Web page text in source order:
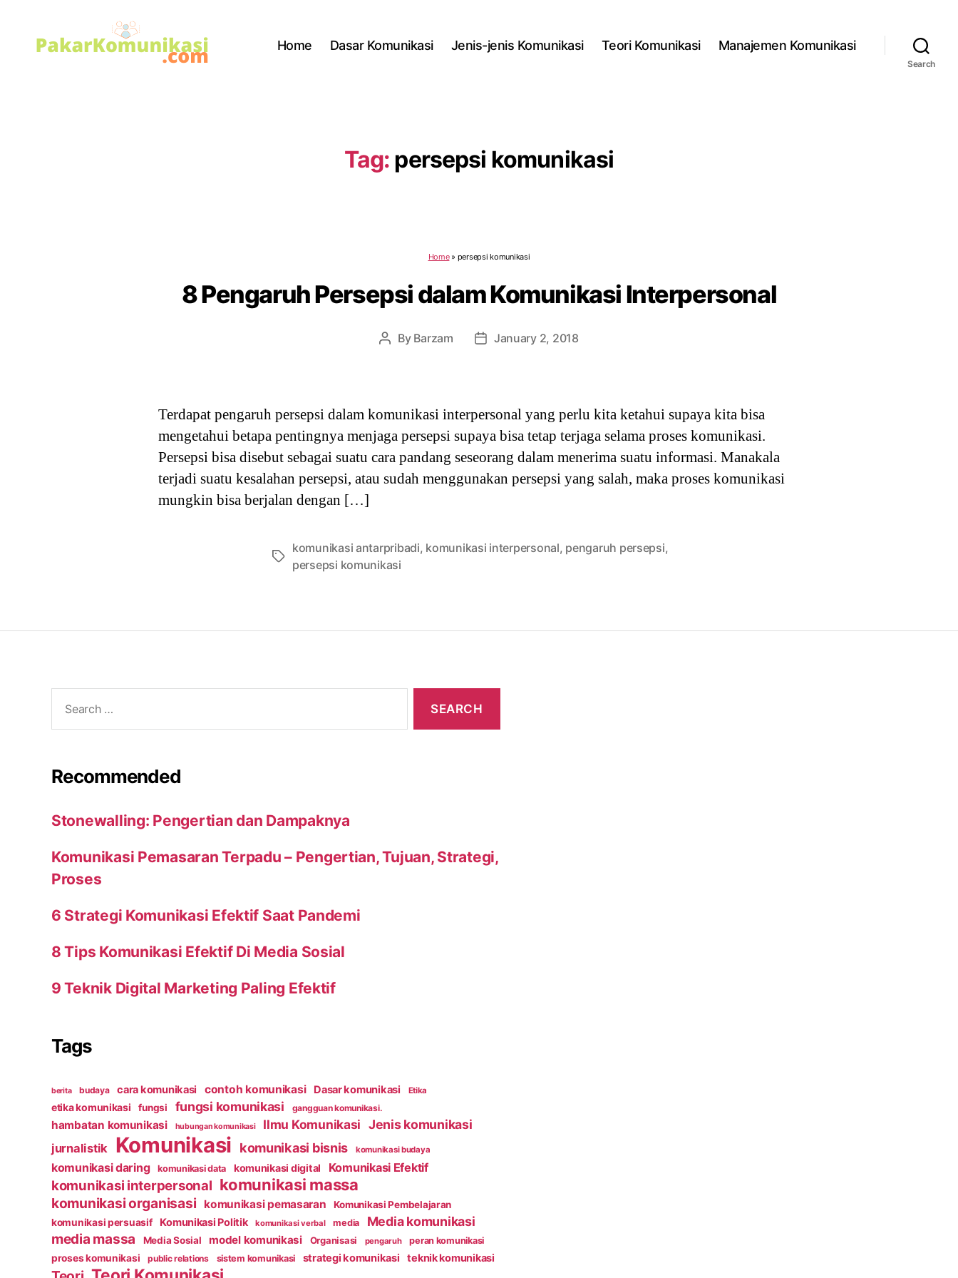
Home Dasar Komunikasi Jenis-jenis Komunikasi Teori Komunikasi Manajemen Komunikasi
Search
Tag: persepsi komunikasi
Home» persepsi komunikasi
8 Pengaruh Persepsi dalam Komunikasi Interpersonal
Post
By Barzam
PostJanuary 2, 2018
Terdapat pengaruh persepsi dalam komunikasi interpersonal yang perlu kita ketahui supaya kita bisa
mengetahui betapa pentingnya menjaga persepsi supaya bisa tetap terjaga selama proses komunikasi.
Persepsi bisa disebut sebagai suatu cara pandang seseorang dalam menerima suatu informasi. Manakala
terjadi suatu kesalahan persepsi, atau sudah menggunakan persepsi yang salah, maka proses komunikasi
mungkin bisa berjalan dengan […]
Tags
komunikasi antarpribadi, komunikasi interpersonal, pengaruh persepsi,
persepsi komunikasi
for:
Recommended
Stonewalling: Pengertian dan Dampaknya
Komunikasi Pemasaran Terpadu – Pengertian, Tujuan, Strategi,
Proses
6 Strategi Komunikasi Efektif Saat Pandemi
8 Tips Komunikasi Efektif Di Media Sosial
9 Teknik Digital Marketing Paling Efektif
Tags
berita budaya cara komunikasi contoh komunikasi Dasar komunikasi Etika
etika komunikasi fungsi fungsi komunikasi gangguan komunikasi.
hambatan komunikasi hubungan komunikasi Ilmu Komunikasi Jenis komunikasi
jurnalistik Komunikasi komunikasi bisnis komunikasi budaya
komunikasi daring komunikasi data komunikasi digital Komunikasi Efektif
komunikasi interpersonal komunikasi massa
komunikasi organisasi komunikasi pemasaran
Komunikasi Pembelajaran
komunikasi persuasif
Komunikasi Politik komunikasi verbal media Media komunikasi
media massa Media Sosial model komunikasi Organisasi pengaruh peran komunikasi
proses komunikasi public relations sistem komunikasi strategi komunikasi teknik komunikasi